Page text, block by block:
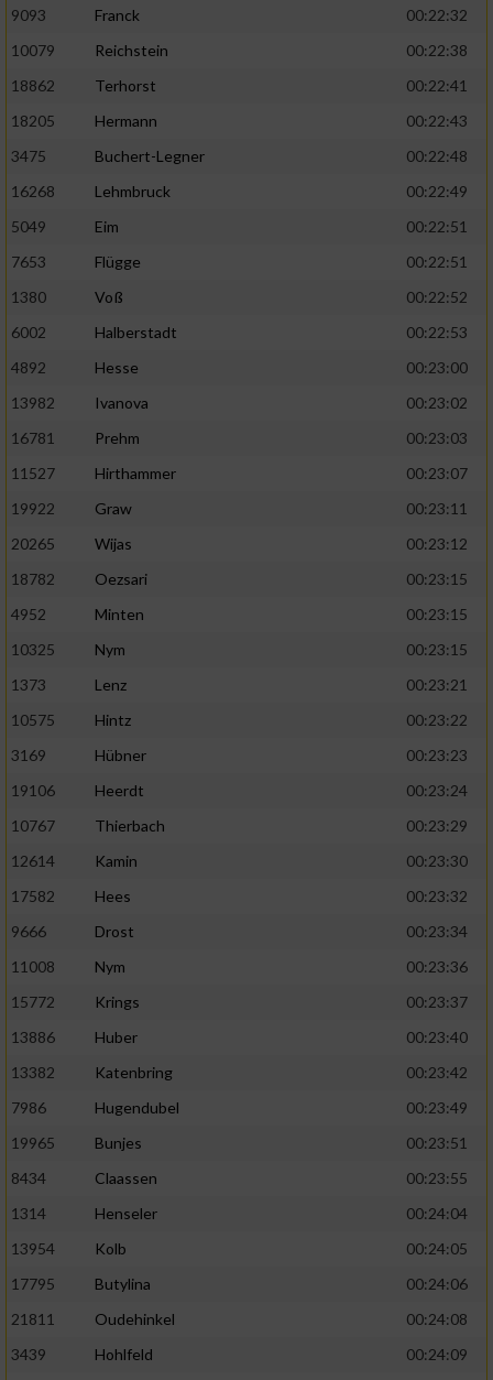
9093
Franck
00:22:32
10079
Reichstein
00:22:38
18862
Terhorst
00:22:41
18205
Hermann
00:22:43
3475
Buchert-Legner
00:22:48
16268
Lehmbruck
00:22:49
5049
Eim
00:22:51
7653
Flügge
00:22:51
1380
Voß
00:22:52
6002
Halberstadt
00:22:53
4892
Hesse
00:23:00
13982
Ivanova
00:23:02
16781
Prehm
00:23:03
11527
Hirthammer
00:23:07
19922
Graw
00:23:11
20265
Wijas
00:23:12
18782
Oezsari
00:23:15
4952
Minten
00:23:15
10325
Nym
00:23:15
1373
Lenz
00:23:21
10575
Hintz
00:23:22
3169
Hübner
00:23:23
19106
Heerdt
00:23:24
10767
Thierbach
00:23:29
12614
Kamin
00:23:30
17582
Hees
00:23:32
9666
Drost
00:23:34
11008
Nym
00:23:36
15772
Krings
00:23:37
13886
Huber
00:23:40
13382
Katenbring
00:23:42
7986
Hugendubel
00:23:49
19965
Bunjes
00:23:51
8434
Claassen
00:23:55
1314
Henseler
00:24:04
13954
Kolb
00:24:05
17795
Butylina
00:24:06
21811
Oudehinkel
00:24:08
3439
Hohlfeld 00:24:09